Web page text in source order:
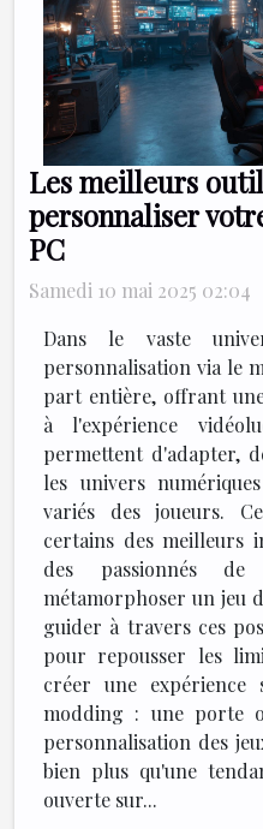
Les meilleurs
personnaliser
PC
Samedi 10 mai 2025 02:04
Dans le vaste
personnalisation via le
part entière, offrant
à l'expérience
permettent d'adapter,
les univers
variés des joueurs.
certains des meilleurs
des passionnés
métamorphoser un jeu
guider à travers ces
pour repousser les
créer une
modding : une porte
personnalisation des
bien plus qu'une
ouverte sur...